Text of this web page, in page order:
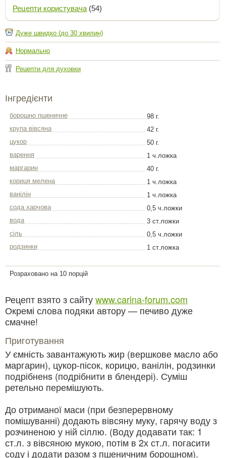
Рецепти користувача (54)
Дуже швидко (до 30 хвилин)
Нормально
Рецепти для духовки
Інгредієнти
борошно пшеничне
98 г.
крупа вівсяна
42 г.
цукор
50 г.
варення
1 ч.ложка
маргарин
40 г.
кориця мелена
1 ч.ложка
ванілін
1 ч.ложка
сода харчова
0,5 ч.ложки
вода
3 ст.ложки
сіль
0,5 ч.ложки
родзинки
1 ст.ложка
Розраховано на 10 порцій
Рецепт взято з сайтуwww.carina-forum.com
Окремі слова подяки автору — печиво дуже
смачне!
Приготування
У ємність завантажують жир (вершкове масло або
маргарин), цукор-пісок, корицю, ванілін, родзинки
подрібненs (подрібнити в блендері). Суміш
ретельно перемішують.
До отриманої маси (при безперервному
помішуванні) додають вівсяну муку, гарячу воду з
розчиненою у ній сіллю. (Воду додавати так: 1
ст.л. з вівсяною мукою, потім в 2х ст.л. погасити
соду і додати разом з пшеничним борошном).